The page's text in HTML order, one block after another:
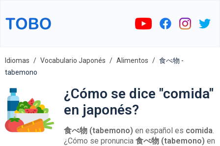
Idiomas Vocabulario Japonés Alimentos
食べ物 -
tabemono
¿Cómo se dice "comida"
en japonés?
食べ物 (tabemono) en español es comida.
¿Cómo se pronuncia 食べ物 (tabemono) en